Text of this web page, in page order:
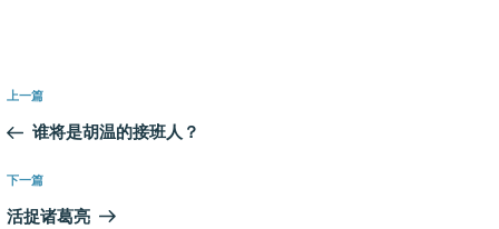
文
导
航
上
一
文
章
上一篇
谁将是胡温的接班人？
下
一
下一篇
活捉诸葛亮